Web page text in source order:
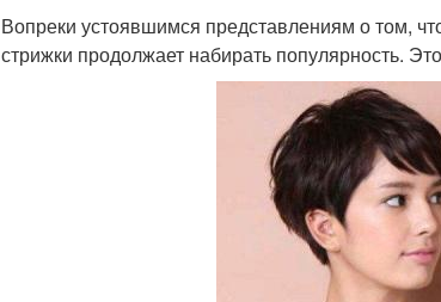
Вопреки устоявшимся представлениям о том,
стрижки продолжает набирать популярность.